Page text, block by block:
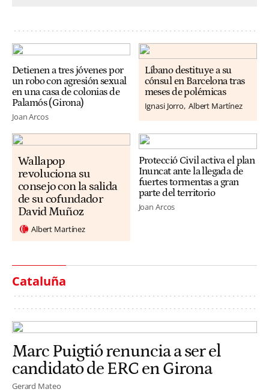
Detienen a tres jóvenes por
un robo con agresión sexual
en una casa de colonias de
Palamós (Girona)
Joan Arcos
Líbano destituye a su
cónsul en Barcelona tras
meses de polémicas
Ignasi Jorro Albert Martínez
Wallapop
revoluciona su
consejo con la salida
de su cofundador
David Muñoz
Albert Martínez
Protecció Civil activa el plan
Inuncat ante la llegada de
fuertes tormentas a gran
parte del territorio
Joan Arcos
Cataluña
Marc Puigtió renuncia a ser el
candidato de ERC en Girona
Gerard Mateo